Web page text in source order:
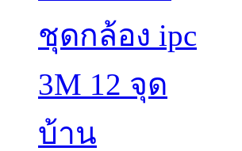
ชุดกล้อง ipc
3M 12 จุด
บ้าน